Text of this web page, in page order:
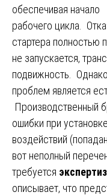
обеспечивая начало
рабочего цикла.
стартера полностью
не запускается,
подвижность.
проблем является
Производственный
ошибки при
воздействий
вот неполный
требуется
описывает, что